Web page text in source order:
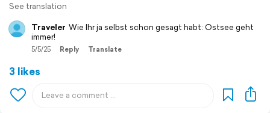
See translation
Traveler Wie Ihr ja selbst schon gesagt habt: Ostsee geht
immer!
5/5/25 Reply Translate
3 likes